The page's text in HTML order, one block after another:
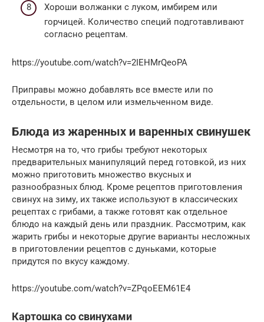
Хороши волжанки с луком, имбирем или
горчицей. Количество специй подготавливают
согласно рецептам.
https://youtube.com/watch?v=2IEHMrQeoPA
Приправы можно добавлять все вместе или по
отдельности, в целом или измельченном виде.
Блюда из жаренных и варенных свинушек
Несмотря на то, что грибы требуют некоторых
предварительных манипуляций перед готовкой, из них
можно приготовить множество вкусных и
разнообразных блюд. Кроме рецептов приготовления
свинух на зиму, их также используют в классических
рецептах с грибами, а также готовят как отдельное
блюдо на каждый день или праздник. Рассмотрим, как
жарить грибы и некоторые другие варианты несложных
в приготовлении рецептов с дуньками, которые
придутся по вкусу каждому.
https://youtube.com/watch?v=ZPqoEEM61E4
Картошка со свинухами